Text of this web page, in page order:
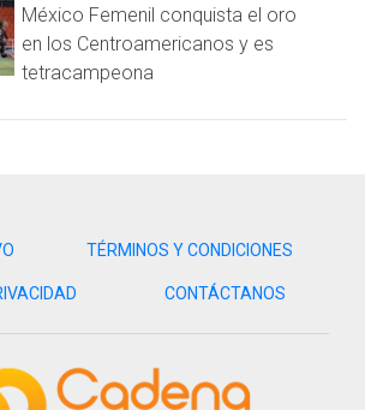
México Femenil conquista el oro
en los Centroamericanos y es
tetracampeona
TÉRMINOS Y CONDICIONES
CONTÁCTANOS